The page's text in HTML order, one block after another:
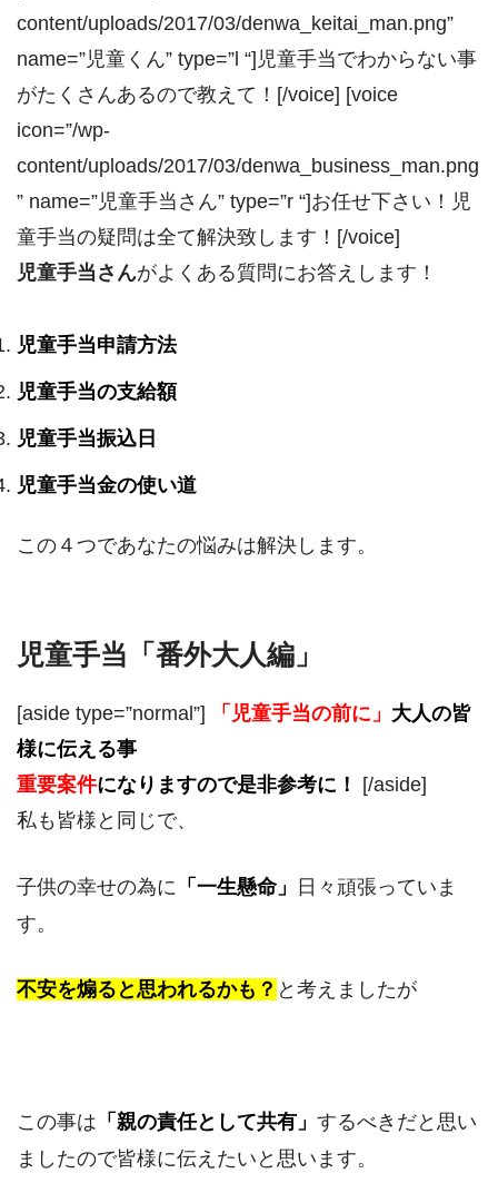
content/uploads/2017/03/denwa_keitai_man.png”
name=”児童くん” type=”l “]児童手当でわからない事
がたくさんあるので教えて！[/voice] [voice
icon=”/wp-
content/uploads/2017/03/denwa_business_man.png
” name=”児童手当さん” type=”r “]お任せ下さい！児
童手当の疑問は全て解決致します！[/voice]
児童手当さんがよくある質問にお答えします！
児童手当申請方法
児童手当の支給額
児童手当振込日
児童手当金の使い道
この４つであなたの悩みは解決します。
児童手当「番外大人編」
[aside type=”normal”] 「児童手当の前に」 大人の皆
様に伝える事
重要案件になりますので是非参考に！
[/aside]
私も皆様と同じで、
子供の幸せの為に 「一生懸命」
日々頑張っていま
す。
不安を煽ると思われるかも？ と考えましたが
この事は 「 親の責任として共有」 するべきだと思い
ましたので皆様に伝えたいと思います。